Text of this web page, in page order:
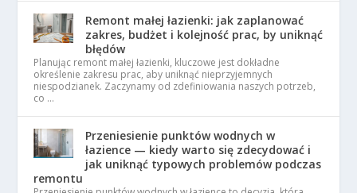
Remont małej łazienki: jak zaplanować
zakres, budżet i kolejność prac, by uniknąć
błędów
Planując remont małej łazienki, kluczowe jest dokładne
określenie zakresu prac, aby uniknąć nieprzyjemnych
niespodzianek. Zaczynamy od zdefiniowania naszych potrzeb,
co …
Przeniesienie punktów wodnych w
łazience — kiedy warto się zdecydować i
jak uniknąć typowych problemów podczas
remontu